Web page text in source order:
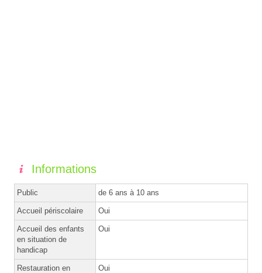
Informations
Public de 6 ans à 10 ans
Accueil périscolaire Oui
Accueil des enfants
en situation de
handicap
Oui
Restauration en
Oui